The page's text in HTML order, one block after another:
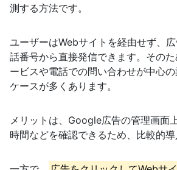
測する方法です。
ユーザーはWebサイトを経由せず、
話番号から直接発信できます。その
ービスや電話での問い合わせが中心
ケースが多くあります。
メリットは、Google広告の管理画面
時間などを確認できるため、比較的導